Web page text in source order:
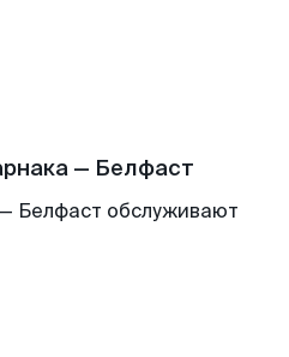
— Белфаст
Белфаст обслуживают